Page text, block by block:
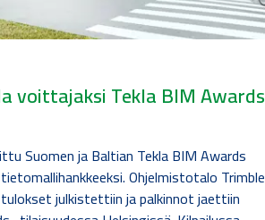
voittajaksi Tekla BIM Awards
Suomen ja Baltian Tekla BIM Awards
Ohjelmistotalo Trimble
julkistettiin ja palkinnot jaettiin